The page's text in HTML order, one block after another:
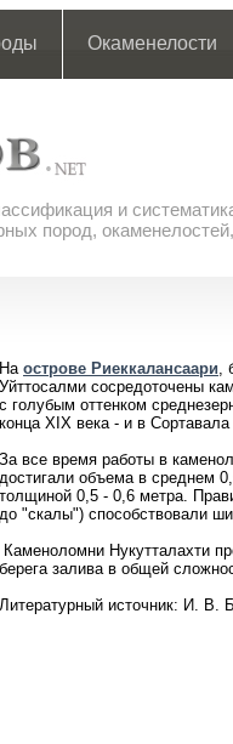
Окаменелости
и
пород,
На острове Риеккалансаари,
Уйттосалми сосредоточены
с голубым оттенком
конца XIX века - и в
За все время работы в
достигали объема в среднем
толщиной 0,5 - 0,6 метра.
до "скалы") способствовали
Каменоломни Нукутталахти
берега залива в общей
Литературный источник: И. В.